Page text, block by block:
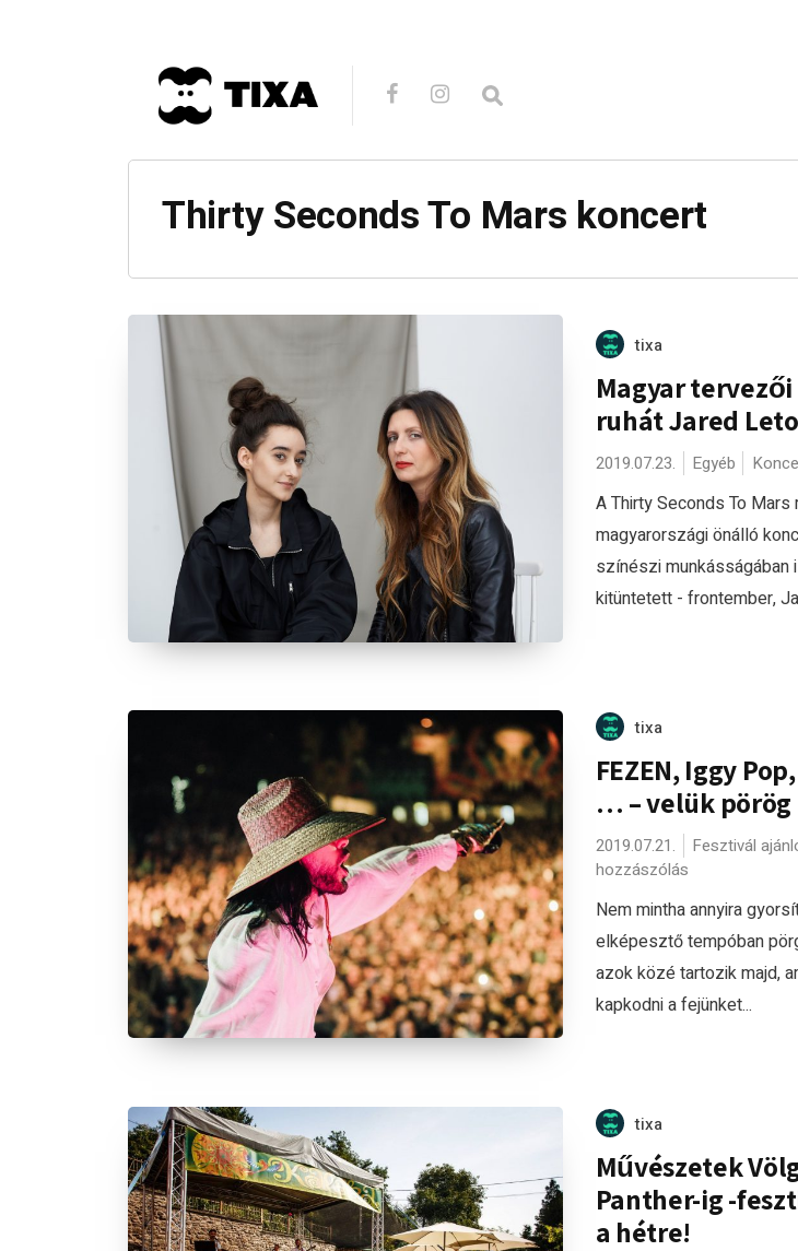
Thirty Seconds To Mars koncert
tixa
Magyar
ruhát Jared
2019.07.23. Egyéb
A Thirty Seconds To
magyarországi önálló
színészi
kitüntetett - frontember,
tixa
FEZEN, Iggy
… – velük
2019.07.21. Fesztivál
hozzászólás
Nem mintha annyira
elképesztő tempóban
azok közé tartozik majd,
kapkodni a fejünket...
tixa
Művészetek
Panther-ig -
a hétre!